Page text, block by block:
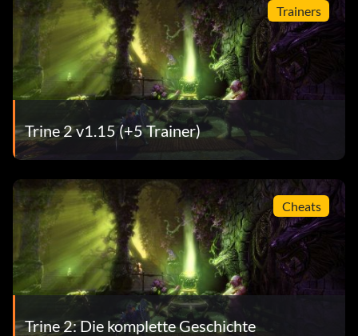
Trainers
Trine 2 v1.15 (+5 Trainer)
Cheats
Trine 2: Die komplette Geschichte